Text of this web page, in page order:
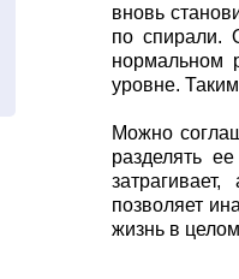
вновь
по спирали.
нормальном
уровне.
Можно
разделять
позволяет
жизнь в